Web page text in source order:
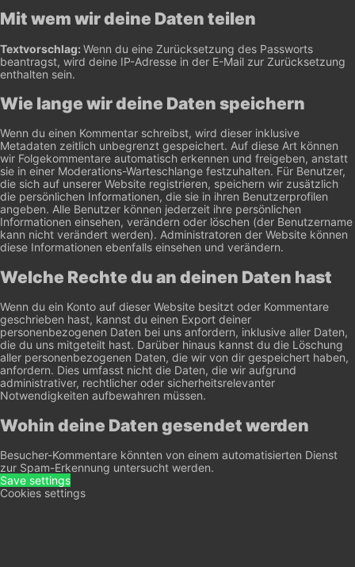
Mit wem wir deine Daten teilen
Textvorschlag: Wenn du eine Zurücksetzung des Passworts
beantragst, wird deine IP-Adresse in der E-Mail zur Zurücksetzung
enthalten sein.
Wie lange wir deine Daten speichern
Wenn du einen Kommentar schreibst, wird dieser inklusive
Metadaten zeitlich unbegrenzt gespeichert. Auf diese Art können
wir Folgekommentare automatisch erkennen und freigeben, anstatt
sie in einer Moderations-Warteschlange festzuhalten. Für Benutzer,
die sich auf unserer Website registrieren, speichern wir zusätzlich
die persönlichen Informationen, die sie in ihren Benutzerprofilen
angeben. Alle Benutzer können jederzeit ihre persönlichen
Informationen einsehen, verändern oder löschen (der Benutzername
kann nicht verändert werden). Administratoren der Website können
diese Informationen ebenfalls einsehen und verändern.
Welche Rechte du an deinen Daten hast
Wenn du ein Konto auf dieser Website besitzt oder Kommentare
geschrieben hast, kannst du einen Export deiner
personenbezogenen Daten bei uns anfordern, inklusive aller Daten,
die du uns mitgeteilt hast. Darüber hinaus kannst du die Löschung
aller personenbezogenen Daten, die wir von dir gespeichert haben,
anfordern. Dies umfasst nicht die Daten, die wir aufgrund
administrativer, rechtlicher oder sicherheitsrelevanter
Notwendigkeiten aufbewahren müssen.
Wohin deine Daten gesendet werden
Besucher-Kommentare könnten von einem automatisierten Dienst
zur Spam-Erkennung untersucht werden.
Save settings
Cookies settings